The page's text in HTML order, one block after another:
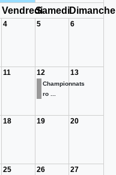
VendrediSamediDimanche
4 5 6
11 12
Championnats
ro ...
13
18 19 20
25 26 27